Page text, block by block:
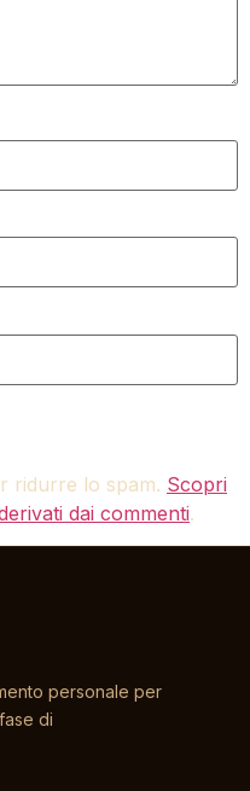
ridurre lo spam. Scopri
dai commenti.
personale per
di